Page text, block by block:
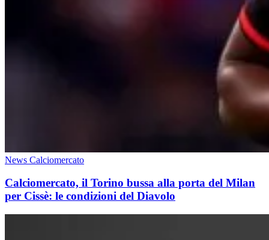
News Calciomercato
Calciomercato, il Torino bussa alla porta del Milan
per Cissè: le condizioni del Diavolo